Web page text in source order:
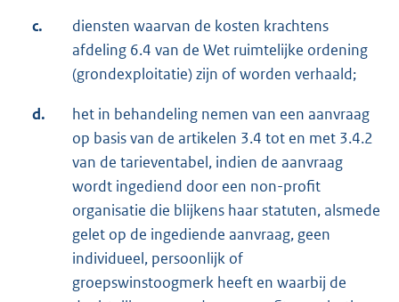
c.
diensten waarvan de kosten krachtens
afdeling 6.4 van de Wet ruimtelijke ordening
(grondexploitatie) zijn of worden verhaald;
d.
het in behandeling nemen van een aanvraag
op basis van de artikelen 3.4 tot en met 3.4.2
van de tarieventabel, indien de aanvraag
wordt ingediend door een non-profit
organisatie die blijkens haar statuten, alsmede
gelet op de ingediende aanvraag, geen
individueel, persoonlijk of
groepswinstoogmerk heeft en waarbij de